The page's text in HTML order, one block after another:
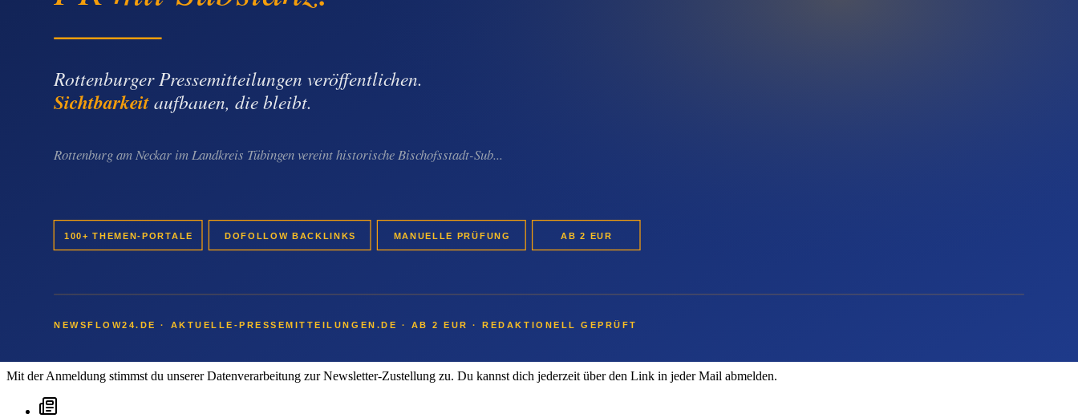
eigene Arbeit ist es das falsche Produkt – wie jedes andere auch.
KI Affiliate Agents Boni
Nischenhai
Stuttgart News-Newsletter abonnieren
Mit der Anmeldung stimmst du unserer Datenverarbeitung zur Newsletter-Zustellung zu. Du kannst dich jederzeit über den Link in jeder Mail abmelden.